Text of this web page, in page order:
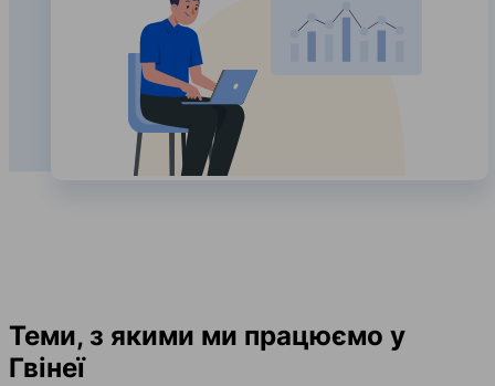
Теми, з якими ми працюємо у
Гвінеї